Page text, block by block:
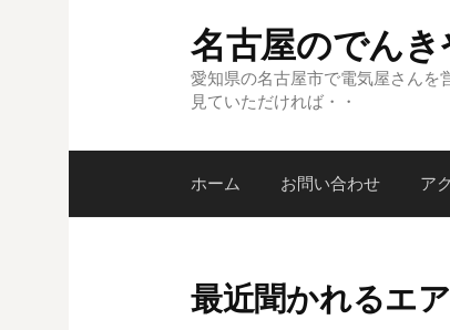
キ
名古屋のでん
愛知県の名古屋市で電気屋さんを
見ていただければ・・
ホーム お問い合わせ ア
最近聞かれるエ